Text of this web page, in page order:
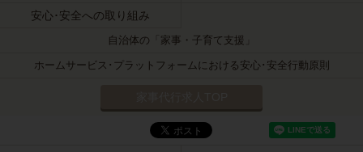
安心･安全への取り組み
自治体の「家事・子育て支援」
ホームサービス･プラットフォームにおける安心･安全行動原則